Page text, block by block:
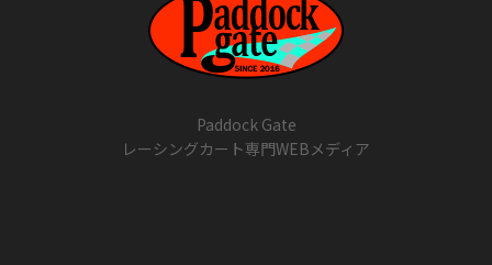
Paddock Gate
レーシングカート専門WEBメディア